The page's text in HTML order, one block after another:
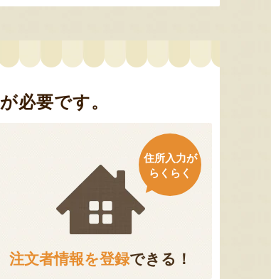
が必要です。
注文者情報を登録できる！
住所入力が
らくらく